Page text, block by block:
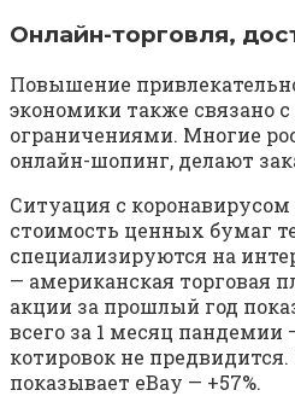
Онлайн-торговля,
Повышение
экономики также связано
ограничениями. Многие
онлайн-шопинг, делают
Ситуация с коронавирусом
стоимость ценных бумаг
специализируются на
— американская торговая
акции за прошлый год
всего за 1 месяц пандемии
котировок не
показывает eBay — +57%.